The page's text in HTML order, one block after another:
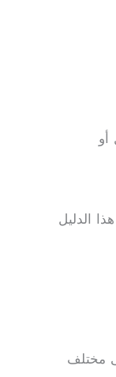
أو
الدليل
مختلف